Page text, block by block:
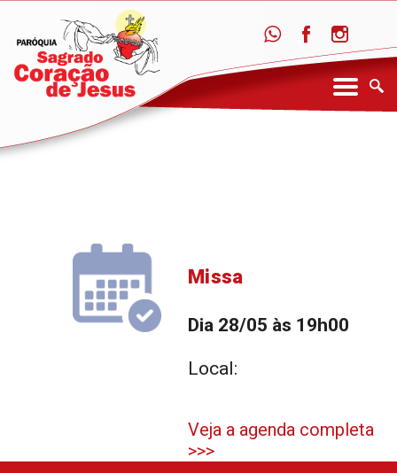
Missa
Dia 28/05 às 19h00
Local:
Veja a agenda completa
>>>